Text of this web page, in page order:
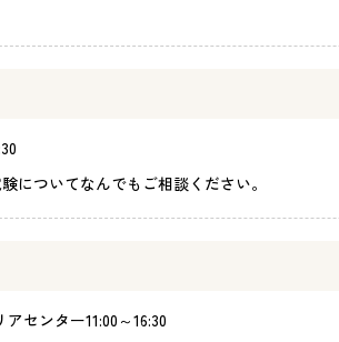
についてなんでもご相談ください。
アセンター11:00～16:30